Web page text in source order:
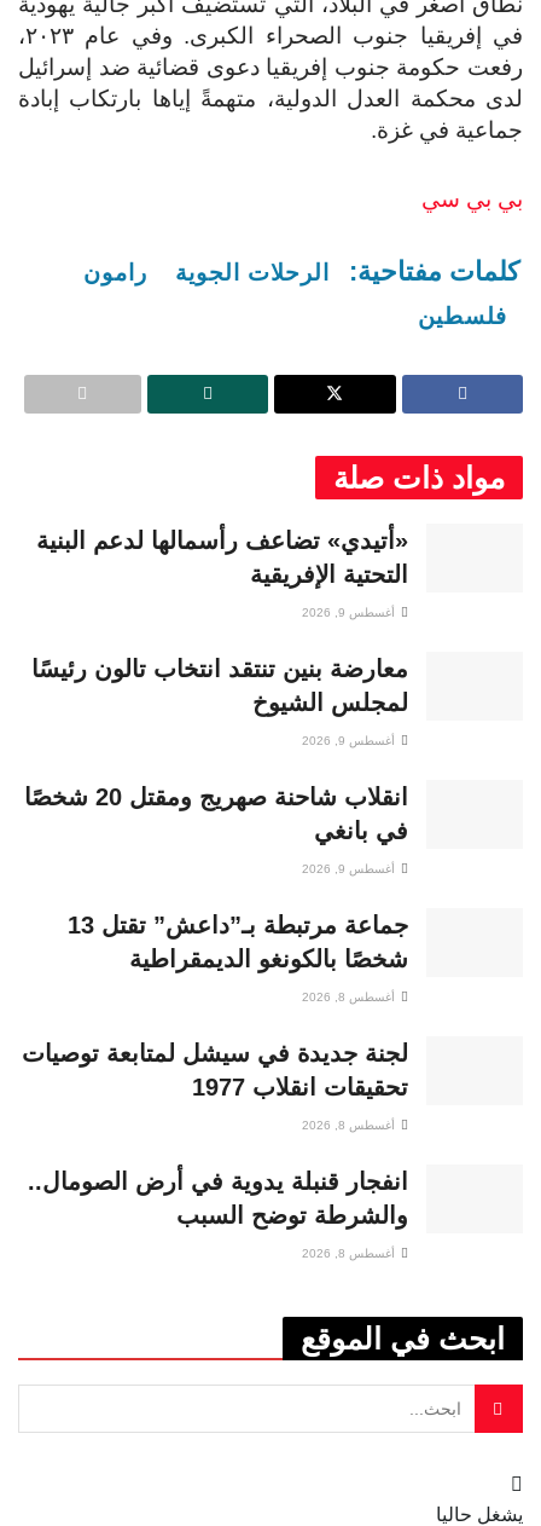
في إفريقيا جنوب الصحراء الكبرى.
وفي عام ٢٠٢٣،
رفعت حكومة جنوب إفريقيا دعوى قضائية ضد إسرائيل
لدى محكمة العدل الدولية، متهمةً إياها بارتكاب إبادة
جماعية في غزة.
بي بي سي
كلمات مفتاحية: الرحلات الجوية
رامون
فلسطين
مواد ذات صلة
«أتيدي» تضاعف رأسمالها لدعم البنية
التحتية الإفريقية
أغسطس 9, 2026
معارضة بنين تنتقد انتخاب تالون رئيسًا
لمجلس الشيوخ
أغسطس 9, 2026
انقلاب شاحنة صهريج ومقتل 20 شخصًا
في بانغي
أغسطس 9, 2026
جماعة مرتبطة بـ”داعش” تقتل 13
شخصًا بالكونغو الديمقراطية
أغسطس 8, 2026
لجنة جديدة في سيشل لمتابعة توصيات
تحقيقات انقلاب 1977
أغسطس 8, 2026
انفجار قنبلة يدوية في أرض الصومال..
والشرطة توضح السبب
أغسطس 8, 2026
ابحث في الموقع
يشغل حاليا